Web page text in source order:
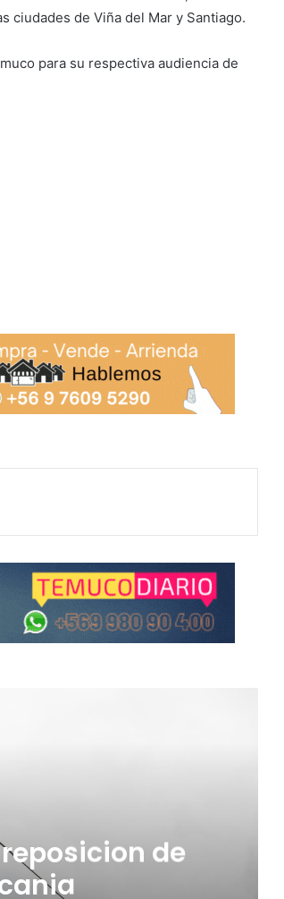
ciudades de Viña del Mar y Santiago.
para su respectiva audiencia de
reposicion de